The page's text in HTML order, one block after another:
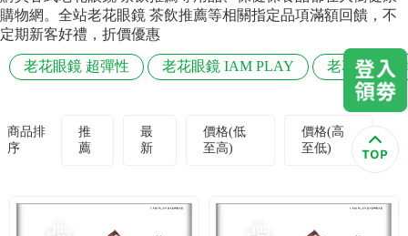
婦幼
保健／營養品
奶瓶奶嘴
訂單查詢
收藏清單
購物網。全站老花眼鏡 茶飲推薦等相關指定品項滿額回饋，不
定期新客好禮，折價優惠
老花眼鏡 超彈性 老花眼鏡 IAM PLAY 老花眼鏡 超
商品排
序
推
薦
最
新
價格(低
至高)
價格(高
至低)